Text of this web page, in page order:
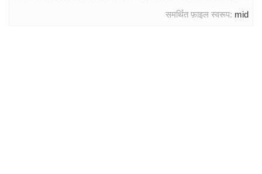
समर्थित फ़ाइल स्वरूप: mid